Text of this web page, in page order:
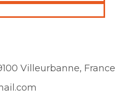
Villeurbanne, France